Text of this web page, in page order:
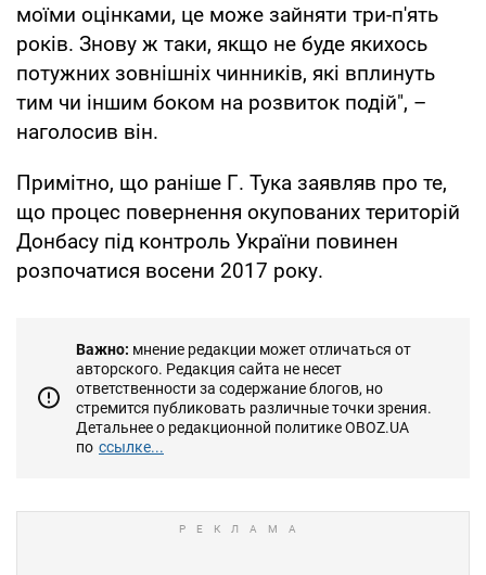
моїми оцінками, це може зайняти три-п'ять
років. Знову ж таки, якщо не буде якихось
потужних зовнішніх чинників, які вплинуть
тим чи іншим боком на розвиток подій", –
наголосив він.
Примітно, що раніше Г. Тука заявляв про те,
що процес повернення окупованих територій
Донбасу під контроль України повинен
розпочатися восени 2017 року.
Важно: мнение редакции может отличаться от
авторского. Редакция сайта не несет
ответственности за содержание блогов, но
стремится публиковать различные точки зрения.
Детальнее о редакционной политике OBOZ.UA
по ссылке...